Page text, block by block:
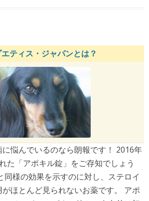
ティス・ジャパンとは？
悩んでいるのなら朗報です！ 2016年
た「アポキル錠」をご存知でしょう
同様の効果を示すのに対し、ステロイ
がほとんど見られないお薬です。 アポ